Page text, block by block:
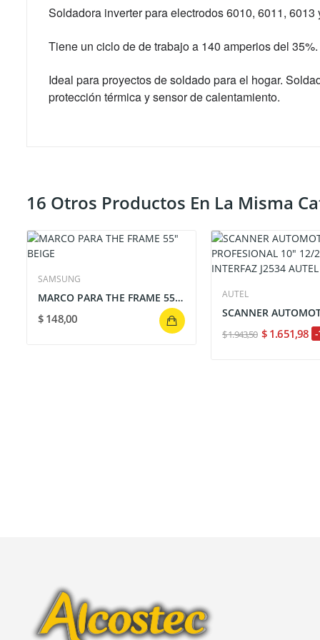
Soldadora inverter para electrodos 6010, 6011,
Tiene un ciclo de de trabajo a 140 amperios del
Ideal para proyectos de soldado para el hogar.
protección térmica y sensor de calentamiento.
16 Otros Productos En La Misma
SAMSUNG
MARCO PARA THE FRAME 55" BEIGE
$ 148,00
AUTEL
$ 1.943,50 $ 1.651,98